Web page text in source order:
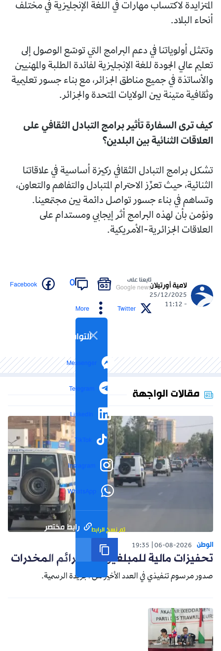
المتزايدة لاكتساب مهارات في اللغة الإنجليزية في مختلف
أنحاء البلاد.
وتتمثل أولوياتنا في دعم البرامج التي توسّع الوصول إلى
تعليم عالي الجودة للغة الإنجليزية لفائدة الطلبة والمهنيين
والأساتذة في جميع مناطق الجزائر، مع بناء جسور تعليمية
وثقافية متينة بين الولايات المتحدة والجزائر.
كيف ترى السفارة تأثير برامج التبادل الثقافي على
العلاقات الثنائية بين البلدين؟
تشكل برامج التبادل الثقافي ركيزة أساسية في علاقاتنا
الثنائية، حيث تعزّز الاحترام المتبادل والتفاهم والتعاون،
وتساهم في بناء جسور تواصل دائمة بين مجتمعينا.
ونؤمن بأن لهذه البرامج أثر إيجابي ومستدام على
العلاقات الجزائرية-الأمريكية.
لامية أورتيلان
25/12/2025
- 11:12
تابعنا على
Google news
0
Facebook
Twitter
More
التواصل الاجتماعي
Messenger
Telegram
LinkedIn
TikTok
Instagram
WhatsApp
رابط مختصر تم نسخ الرابط
مقالات الواجهة
الوطن 06-08-2026
19:35
تحفيزات مالية للمبلغين عن جرائم المخدرات
صدور مرسوم تنفيذي في العدد الأخير من الجريدة الرسمية.